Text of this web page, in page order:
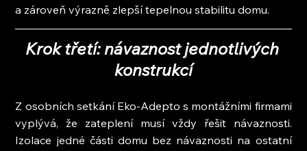
a zároveň výrazně zlepší tepelnou stabilitu domu.
Krok třetí: návaznost jednotlivých
konstrukcí
Z osobních setkání Eko-Adepto s montážními firmami
vyplývá, že zateplení musí vždy řešit návaznosti.
Izolace jedné části domu bez návaznosti na ostatní